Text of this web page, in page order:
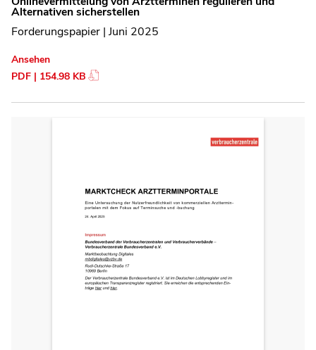
Alternativen sicherstellen
Forderungspapier | Juni 2025
Ansehen
PDF | 154.98 KB